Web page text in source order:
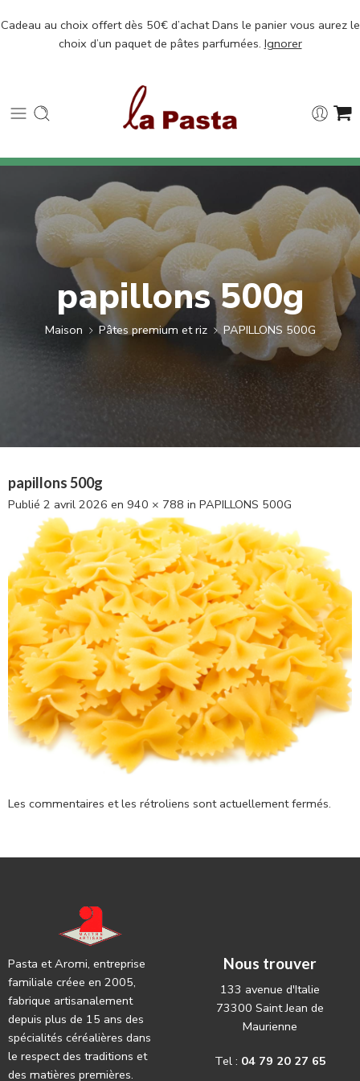
Cadeau au choix offert dès 50€ d’achat Dans le panier vous aurez le
choix d’un paquet de pâtes parfumées. Ignorer
papillons 500g
Maison Pâtes premium et riz PAPILLONS 500G
papillons 500g
Publié 2 avril 2026 en 940 × 788 in PAPILLONS 500G
Les commentaires et les rétroliens sont actuellement fermés.
Pasta et Aromi, entreprise
familiale créee en 2005,
fabrique artisanalement
depuis plus de 15 ans des
spécialités céréalières dans
le respect des traditions et
des matières premières.
Nous trouver
133 avenue d'Italie
73300 Saint Jean de
Maurienne
Tel : 04 79 20 27 65